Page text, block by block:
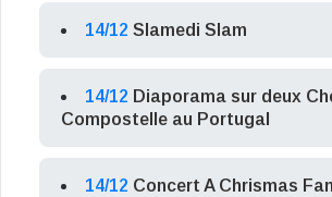
14/12 Slamedi Slam
14/12 Diaporama sur deux
Compostelle au Portugal
14/12 Concert A Chrismas